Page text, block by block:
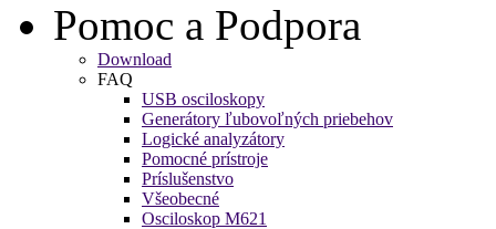
Pomoc a Podpora
Download
FAQ
USB osciloskopy
Generátory ľubovoľných priebehov
Logické analyzátory
Pomocné prístroje
Príslušenstvo
Všeobecné
Osciloskop M621